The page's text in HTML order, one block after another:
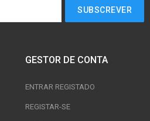
GESTOR DE CONTA
ENTRAR REGISTADO
REGISTAR-SE